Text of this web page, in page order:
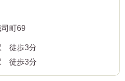
町69
徒歩3分
徒歩3分